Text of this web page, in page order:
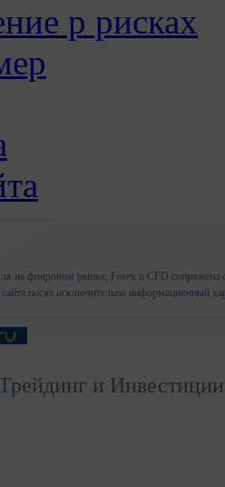
р рисках
на фондовом рынке, Forex и CFD сопряжена
носят исключительно информационный
и